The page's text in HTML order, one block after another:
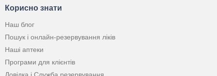
Корисно знати
Наш блог
Пошук і онлайн-резервування ліків
Наші аптеки
Програми для клієнтів